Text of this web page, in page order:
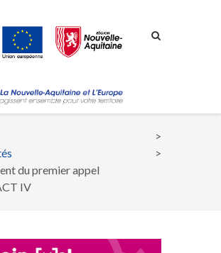
du premier appel
IV